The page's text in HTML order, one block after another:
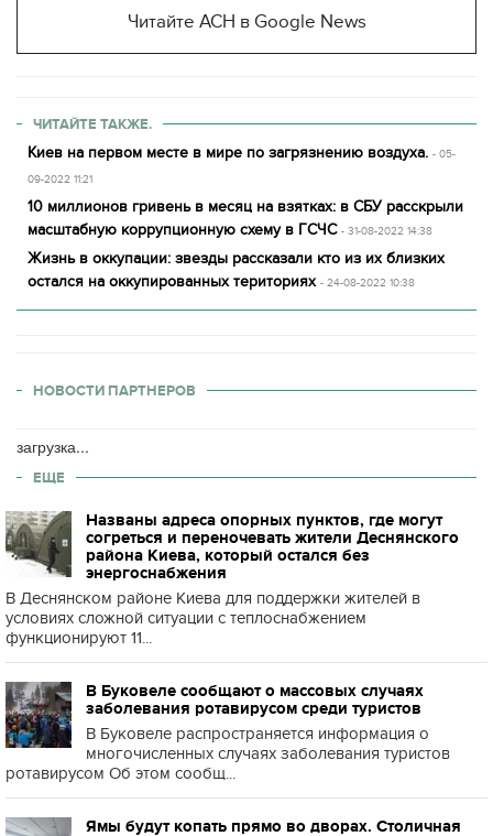
Читайте АСН в Google News
ЧИТАЙТЕ ТАКЖЕ.
Киев на первом месте в мире по загрязнению воздуха. - 05-
09-2022 11:21
10 миллионов гривень в месяц на взятках: в СБУ расскрыли
масштабную коррупционную схему в ГСЧС - 31-08-2022 14:38
Жизнь в оккупации: звезды рассказали кто из их близких
остался на оккупированных териториях - 24-08-2022 10:38
НОВОСТИ ПАРТНЕРОВ
загрузка...
ЕЩЕ
Названы адреса опорных пунктов, где могут
согреться и переночевать жители Деснянского
района Киева, который остался без
энергоснабжения
В Деснянском районе Киева для поддержки жителей в
условиях сложной ситуации с теплоснабжением
функционируют 11...
В Буковеле сообщают о массовых случаях
заболевания ротавирусом среди туристов
В Буковеле распространяется информация о
многочисленных случаях заболевания туристов
ротавирусом Об этом сообщ...
Ямы будут копать прямо во дворах. Столичная